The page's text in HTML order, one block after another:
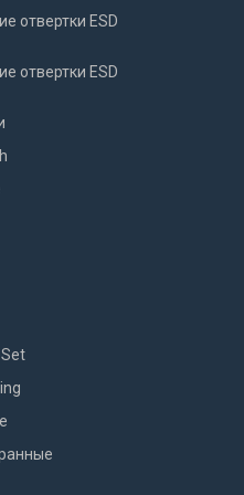
отвертки ESD
отвертки ESD